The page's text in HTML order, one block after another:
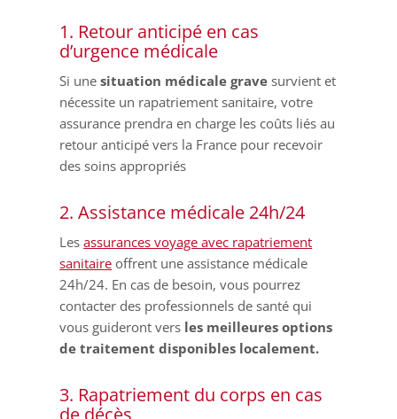
1. Retour anticipé en cas
d’urgence médicale
Si unesituation médicale grave survient et
nécessite un rapatriement sanitaire, votre
assurance prendra en charge les coûts liés au
retour anticipé vers la France pour recevoir
des soins appropriés
2. Assistance médicale 24h/24
Lesassurances voyage avec rapatriement
sanitaire offrent une assistance médicale
24h/24. En cas de besoin, vous pourrez
contacter des professionnels de santé qui
vous guideront vers les meilleures options
de traitement disponibles localement.
3. Rapatriement du corps en cas
de décès